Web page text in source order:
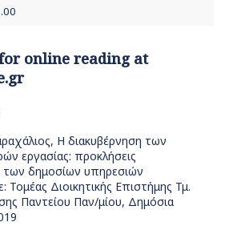
online reading at
Η διακυβέρνηση των
εργασίας: προκλήσεις
των δημοσίων υπηρεσιών
Διοικητικής Επιστήμης Τμ.
Παντείου Παν/μίου, Δημόσια